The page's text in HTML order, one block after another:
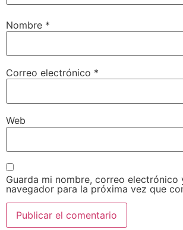
Nombre *
Correo electrónico *
Web
Guarda mi nombre, correo electrónico
navegador para la próxima vez que